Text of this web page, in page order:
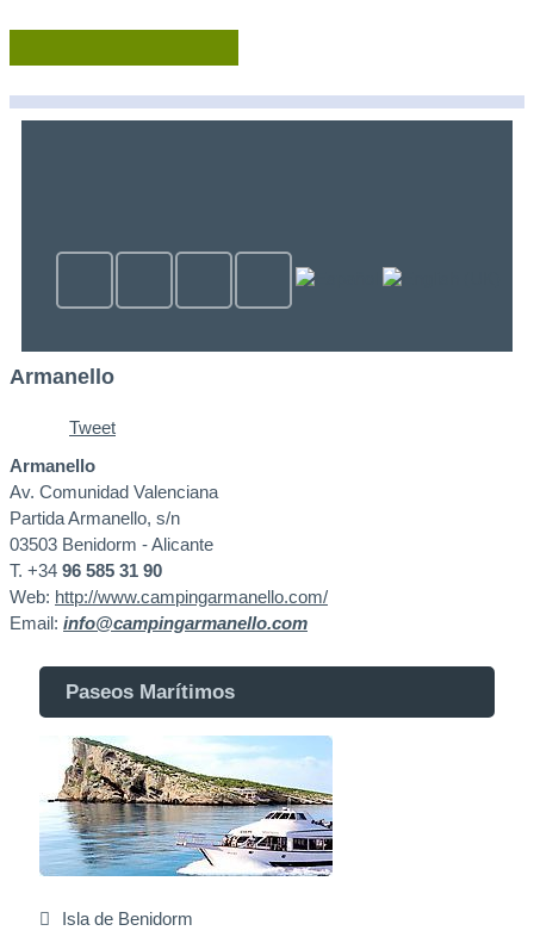
Armanello
Tweet
Armanello
Av. Comunidad Valenciana
Partida Armanello, s/n
03503 Benidorm - Alicante
T. +34 96 585 31 90
Web: http://www.campingarmanello.com/
Email: info@campingarmanello.com
Paseos Marítimos
Isla de Benidorm